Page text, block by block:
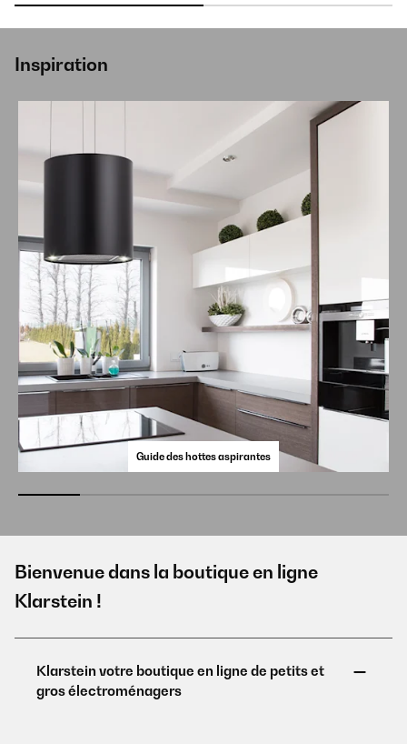
Inspiration
Guide des hottes aspirantes
Bienvenue dans la boutique en ligne
Klarstein !